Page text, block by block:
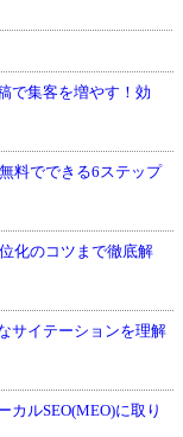
で集客を増やす！効
料でできる6ステップ
化のコツまで徹底解
サイテーションを理解
カルSEO(MEO)に取り